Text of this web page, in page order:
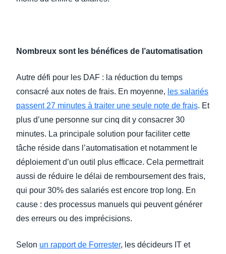
Nombreux sont les bénéfices de l’automatisation
Autre défi pour les DAF : la réduction du temps
consacré aux notes de frais. En moyenne, les salariés
passent 27 minutes à traiter une seule note de frais. Et
plus d’une personne sur cinq dit y consacrer 30
minutes. La principale solution pour faciliter cette
tâche réside dans l’automatisation et notamment le
déploiement d’un outil plus efficace. Cela permettrait
aussi de réduire le délai de remboursement des frais,
qui pour 30% des salariés est encore trop long. En
cause : des processus manuels qui peuvent générer
des erreurs ou des imprécisions.
Selon un rapport de Forrester, les décideurs IT et